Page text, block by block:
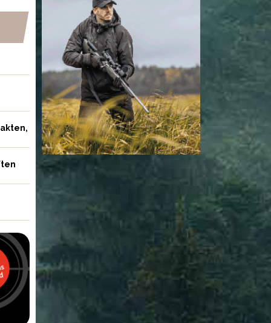
jägare vill avliva
NYHETER
Skyddsjakt på varg som
angrep ponny